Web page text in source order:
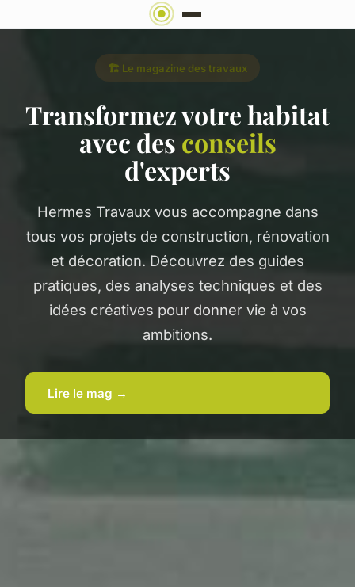
🏗️ Le magazine des travaux
Transformez votre habitat
avec des conseils
d'experts
Hermes Travaux vous accompagne dans
tous vos projets de construction, rénovation
et décoration. Découvrez des guides
pratiques, des analyses techniques et des
idées créatives pour donner vie à vos
ambitions.
Lire le mag →